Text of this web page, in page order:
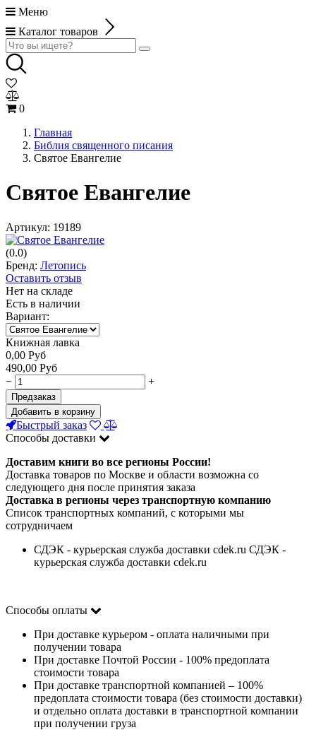
Меню
Каталог товаров
0
Главная
Библия священного писания
Святое Евангелие
Святое Евангелие
Артикул: 19189
(0.0)
Бренд: Летопись
Оставить отзыв
Нет на складе
Есть в наличии
Вариант:
Книжная лавка
0,00 Руб
490,00 Руб
−
+
Предзаказ
Добавить в корзину
Быстрый заказ
Способы доставки
Доставим книги во все регионы России!
Доставка товаров по Москве и области возможна со
следующего дня после принятия заказа
Доставка в регионы через транспортную компанию
Список транспортных компаний, с которыми мы
сотрудничаем
СДЭК - курьерская служба доставки cdek.ru СДЭК -
курьерская служба доставки cdek.ru
Способы оплаты
При доставке курьером - оплата наличными при
получении товара
При доставке Почтой России - 100% предоплата
стоимости товара
При доставке транспортной компанией – 100%
предоплата стоимости товара (без стоимости доставки)
и отдельно оплата доставки в транспортной компании
при получении груза